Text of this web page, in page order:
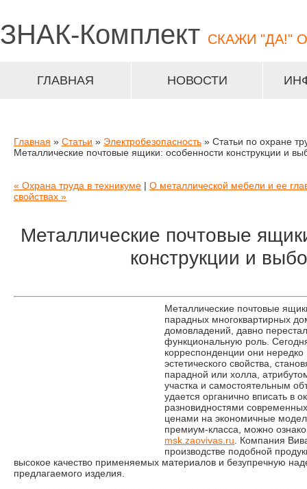
ЗНАК-Комплект СКАЖИ "ДА!"
ГЛАВНАЯ НОВОСТИ
Главная » Статьи » Электробезопасность » Статьи по охране
Металлические почтовые ящики: особенности конструкции и
« Охрана труда в техникуме | О металлической мебели и ее
свойствах »
Металлические почтовые
конструкции и
Металлические почтовые
парадных многоквартирных
домовладений, давно
функциональную роль.
корреспонденции они
эстетического свойства,
парадной или холла,
участка и самостоятельным
удается органично вписать
разновидностями
ценами на экономичные
премиум-класса, можно
msk.zaovivas.ru . Компания
производстве подобной
высокое качество применяемых материалов и безупречную
предлагаемого изделия.